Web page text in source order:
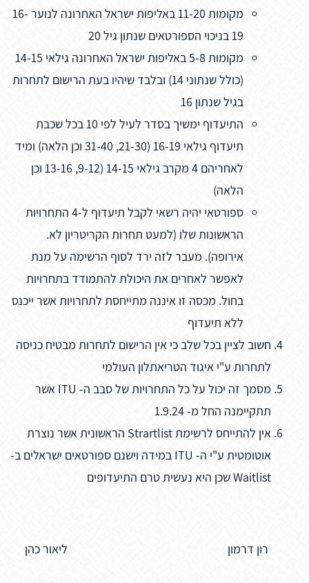
מקומות 11-20 באליפות ישראל האחרונה לנוער 16-
19 בניכוי הספורטאים שנתון גיל 20
מקומות 5-8 באליפות ישראל האחרונה גילאי 14-15
(כולל שנתוני 14) ובלבד שיהיו בעת הרישום לתחרות
בגיל שנתון 16
התיעדוף ימשיך בסדר לעיל לפי 10 בכל שכבת
תיעדוף גילאי 16-19 (21-30, 31-40 וכן הלאה) ומיד
לאחריהם 4 מקרב גילאי 14-15 (9-12, 13-16 וכן
הלאה)
ספורטאי יהיה רשאי לקבל תיעדוף ל-4 התחרויות
הראשונות שלו (למעט תחרות הקריטריון לא.
אירופה). מעבר לזה ירד לסוף הרשימה על מנת
לאפשר לאחרים את היכולת להתמודד בתחרויות
בחול. מכסה זו איננה מתייחסת לתחרויות אשר ייכנס
ללא תיעדוף
חשוב לציין בכל שלב כי אין הרישום לתחרות מבטיח כניסה
לתחרות ע"י איגוד הטריאתלון העולמי
מסמך זה יכול על כל התחרויות של סבב ה- ITU אשר
תתקיימנה החל מ- 1.9.24
אין להתייחס לרשימת Strartlist הראשונית אשר נוצרת
אוטומטית ע"י ה- ITU במידה וישנם ספורטאים ישראלים ב-
Waitlist שכן היא נעשית טרם התיעדופים
רון דרמון ליאור כהן